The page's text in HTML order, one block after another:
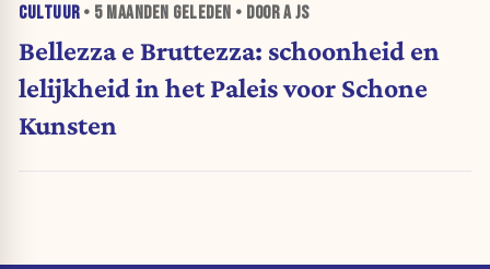
CULTUUR• 5 MAANDEN GELEDEN • DOOR A JS
Bellezza e Bruttezza: schoonheid en
lelijkheid in het Paleis voor Schone
Kunsten